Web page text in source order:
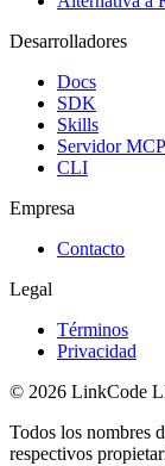
Desarrolladores
Docs
SDK
Skills
Servidor MCP
CLI
Empresa
Contacto
Legal
Términos
Privacidad
© 2026 LinkCode
Todos los nombres
respectivos